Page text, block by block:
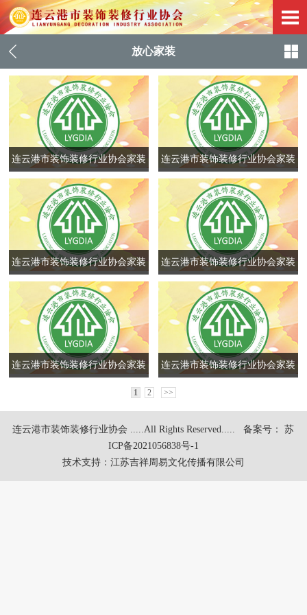
放心家装
连云港市装饰装修行业协会家装
企业登记
连云港市装饰装修行业协会家装
企业登记
连云港市装饰装修行业协会家装
企业登记
连云港市装饰装修行业协会家装
企业登记
连云港市装饰装修行业协会家装 连云港市装饰装修行业协会家装
1 2 >>
连云港市装饰装修行业协会 .....All Rights Reserved.....备案号： 苏
ICP备2021056838号-1
技术支持： 江苏吉祥周易文化传播有限公司